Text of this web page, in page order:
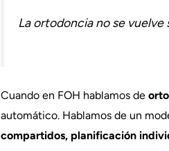
La ortodoncia no se
Cuando en FOH hablamos de
automático. Hablamos de un
compartidos, planificación